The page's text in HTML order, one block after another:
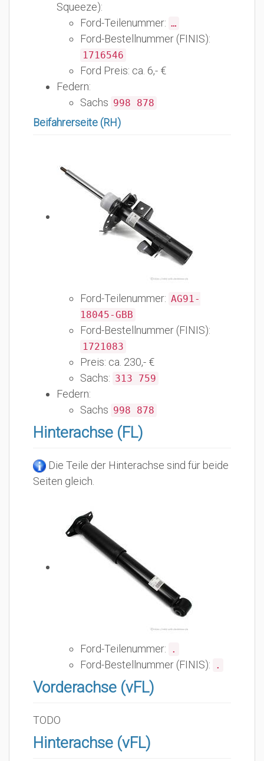
Squeeze):
Ford-Teilenummer: …
Ford-Bestellnummer (FINIS):
1716546
Ford Preis: ca. 6,- €
Federn:
Sachs 998 878
Beifahrerseite (RH)
Ford-Teilenummer: AG91-
18045-GBB
Ford-Bestellnummer (FINIS):
1721083
Preis: ca. 230,- €
Sachs: 313 759
Federn:
Sachs 998 878
Hinterachse (FL)
Die Teile der Hinterachse sind für beide
Seiten gleich.
Ford-Teilenummer: .
Ford-Bestellnummer (FINIS): .
Vorderachse (vFL)
TODO
Hinterachse (vFL)